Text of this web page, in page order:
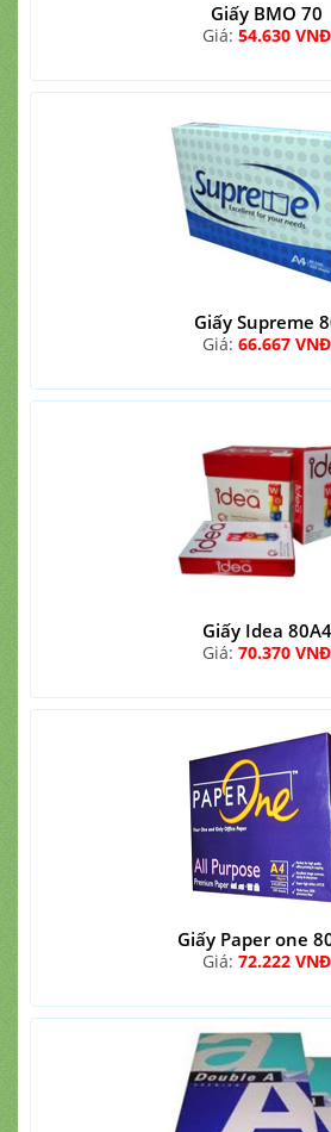
Giấy BMO 70
Giá: 54.630 VNĐ
Giấy Supreme
Giá: 66.667 VNĐ
Giấy Idea 80A4
Giá: 70.370 VNĐ
Giấy Paper one
Giá: 72.222 VNĐ